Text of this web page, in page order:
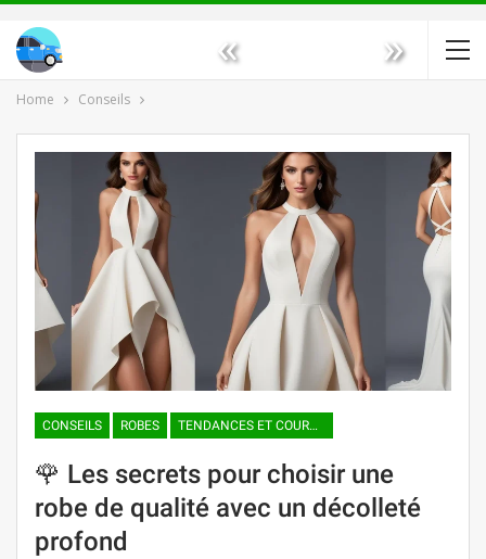
« »
Home Conseils
CONSEILS ROBES TENDANCES ET COURANTS DE MODE
🌹 Les secrets pour choisir une
robe de qualité avec un décolleté
profond